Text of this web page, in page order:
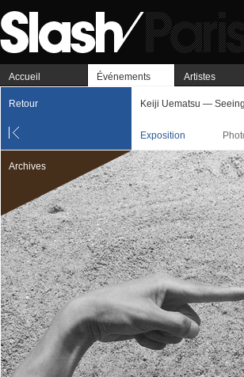
Accueil Événements Artistes
Retour Keiji Uematsu —
Exposition
Archives